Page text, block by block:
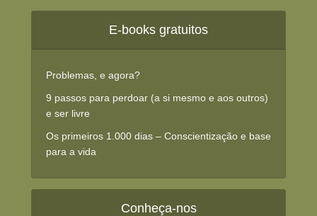
E-books gratuitos
Problemas, e agora?
9 passos para perdoar (a si mesmo e aos outros)
e ser livre
Os primeiros 1.000 dias – Conscientização e base
para a vida
Conheça-nos